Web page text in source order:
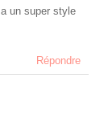
un super style
Répondre